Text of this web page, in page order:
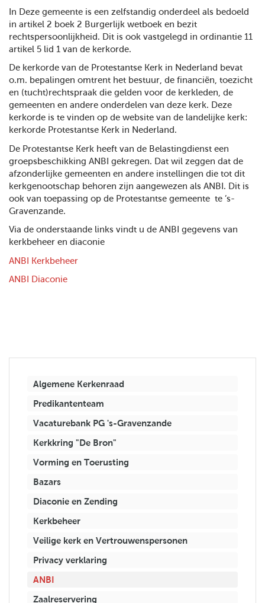
In Deze gemeente is een zelfstandig onderdeel als bedoeld
in artikel 2 boek 2 Burgerlijk wetboek en bezit
rechtspersoonlijkheid. Dit is ook vastgelegd in ordinantie 11
artikel 5 lid 1 van de kerkorde.
De kerkorde van de Protestantse Kerk in Nederland bevat
o.m. bepalingen omtrent het bestuur, de financiën, toezicht
en (tucht)rechtspraak die gelden voor de kerkleden, de
gemeenten en andere onderdelen van deze kerk. Deze
kerkorde is te vinden op de website van de landelijke kerk:
kerkorde Protestantse Kerk in Nederland.
De Protestantse Kerk heeft van de Belastingdienst een
groepsbeschikking ANBI gekregen. Dat wil zeggen dat de
afzonderlijke gemeenten en andere instellingen die tot dit
kerkgenootschap behoren zijn aangewezen als ANBI. Dit is
ook van toepassing op de Protestantse gemeente te ’s-
Gravenzande.
Via de onderstaande links vindt u de ANBI gegevens van
kerkbeheer en diaconie
ANBI Kerkbeheer
ANBI Diaconie
Algemene Kerkenraad
Predikantenteam
Vacaturebank PG 's-Gravenzande
Kerkkring "De Bron"
Vorming en Toerusting
Bazars
Diaconie en Zending
Kerkbeheer
Veilige kerk en Vertrouwenspersonen
Privacy verklaring
ANBI
Zaalreservering